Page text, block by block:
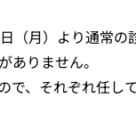
月）より通常の
ありません。
で、それぞれ任し